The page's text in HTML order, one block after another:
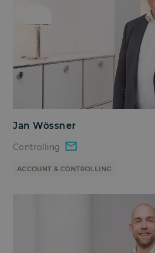
Jan Wössner
Controlling
ACCOUNT & CONTROLLING